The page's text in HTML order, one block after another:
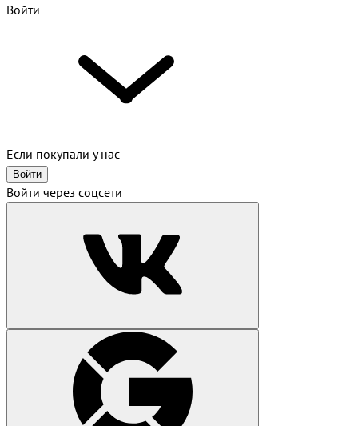
Войти
Если покупали у нас
Войти
Войти через соцсети